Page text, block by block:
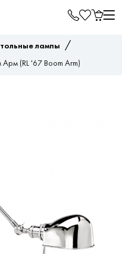
лампы /
(RL '67 Boom Arm)